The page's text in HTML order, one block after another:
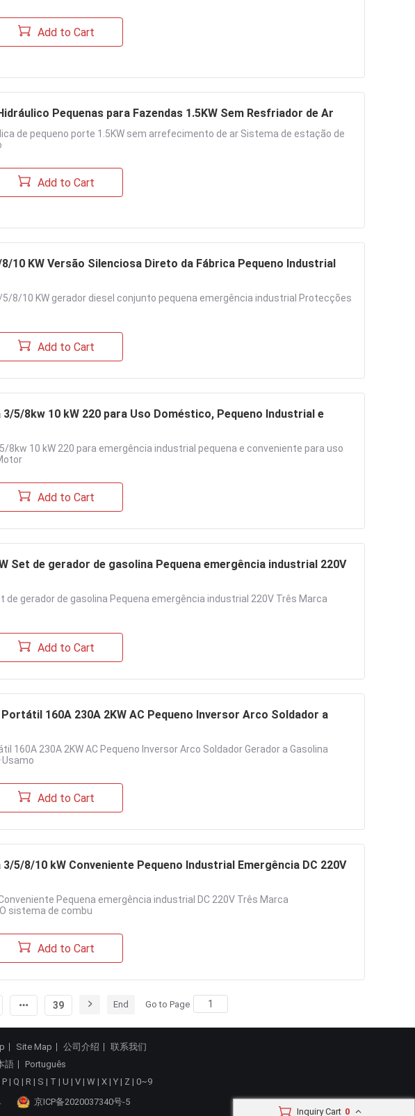
Add to Cart
Pequenas para Fazendas 1.5KW Sem Resfriador de Ar
de pequeno porte 1.5KW sem arrefecimento de ar Sistema de estação de
Add to Cart
10 KW Versão Silenciosa Direto da Fábrica Pequeno Industrial
8/10 KW gerador diesel conjunto pequena emergência industrial Protecções
Add to Cart
5/8kw 10 kW 220 para Uso Doméstico, Pequeno Industrial e
8kw 10 kW 220 para emergência industrial pequena e conveniente para uso
Add to Cart
Set de gerador de gasolina Pequena emergência industrial 220V
gerador de gasolina Pequena emergência industrial 220V Três Marca
Add to Cart
160A 230A 2KW AC Pequeno Inversor Arco Soldador a
160A 230A 2KW AC Pequeno Inversor Arco Soldador Gerador a Gasolina
Add to Cart
5/8/10 kW Conveniente Pequeno Industrial Emergência DC 220V
Pequena emergência industrial DC 220V Três Marca
sistema de combu
Add to Cart
39 End Go to Page
Inquiry Cart 0
Site Map 公司介绍
联系我们
語
Português
P | Q | R | S | T | U | V | W | X | Y | Z | 0~9
京ICP备2020037340号-5